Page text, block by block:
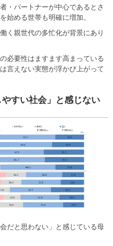
・パートナーが中心であるとさ
始める世帯も明確に増加。
く親世代の多忙化が背景にあり
必要性はますます高まっている
言えない実態が浮かび上がって
やすい社会」と感じない
だと思わない」と感じている母